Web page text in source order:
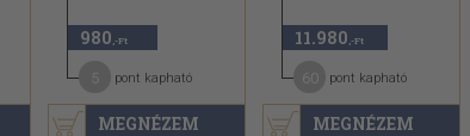
MEGNÉZEM
980 ,-Ft
pont kapható
MEGNÉZEM
11.980 ,-Ft
pont kapható